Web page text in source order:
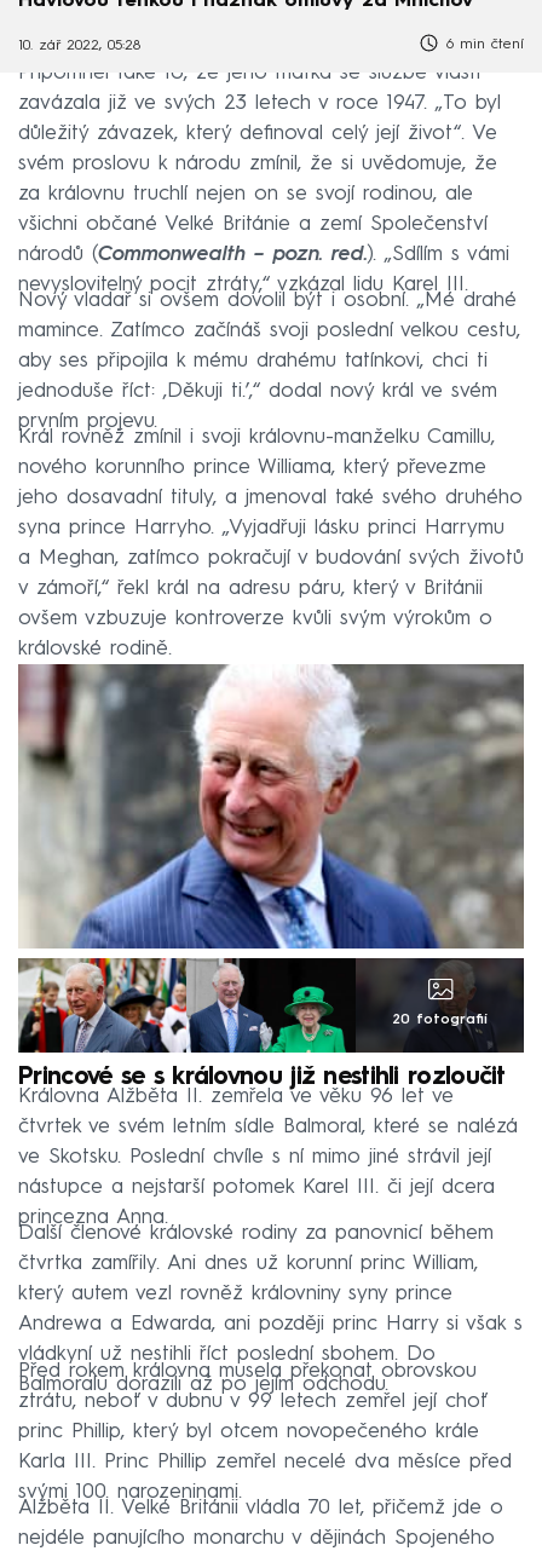
10. zář 2022, 05:28 6 min čtení
Připomněl také to, že jeho matka se službě vlasti
zavázala již ve svých 23 letech v roce 1947. „To byl
důležitý závazek, který definoval celý její život“. Ve
svém proslovu k národu zmínil, že si uvědomuje, že
za královnu truchlí nejen on se svojí rodinou, ale
všichni občané Velké Británie a zemí Společenství
národů (Commonwealth – pozn. red.). „Sdílím s vámi
nevyslovitelný pocit ztráty,“ vzkázal lidu Karel III.
Nový vladař si ovšem dovolil být i osobní. „Mé drahé
mamince. Zatímco začínáš svoji poslední velkou cestu,
aby ses připojila k mému drahému tatínkovi, chci ti
jednoduše říct: ‚Děkuji ti.’,“ dodal nový král ve svém
prvním projevu.
Král rovněž zmínil i svoji královnu-manželku Camillu,
nového korunního prince Williama, který převezme
jeho dosavadní tituly, a jmenoval také svého druhého
syna prince Harryho. „Vyjadřuji lásku princi Harrymu
a Meghan, zatímco pokračují v budování svých životů
v zámoří,“ řekl král na adresu páru, který v Británii
ovšem vzbuzuje kontroverze kvůli svým výrokům o
královské rodině.
20 fotografií
Princové se s královnou již nestihli rozloučit
Královna Alžběta II. zemřela ve věku 96 let ve
čtvrtek ve svém letním sídle Balmoral, které se nalézá
ve Skotsku. Poslední chvíle s ní mimo jiné strávil její
nástupce a nejstarší potomek Karel III. či její dcera
princezna Anna.
Další členové královské rodiny za panovnicí během
čtvrtka zamířily. Ani dnes už korunní princ William,
který autem vezl rovněž královniny syny prince
Andrewa a Edwarda, ani později princ Harry si však s
vládkyní už nestihli říct poslední sbohem. Do
Balmoralu dorazili až po jejím odchodu.
Před rokem královna musela překonat obrovskou
ztrátu, neboť v dubnu v 99 letech zemřel její choť
princ Phillip, který byl otcem novopečeného krále
Karla III. Princ Phillip zemřel necelé dva měsíce před
svými 100. narozeninami.
Alžběta II. Velké Británii vládla 70 let, přičemž jde o
nejdéle panujícího monarchu v dějinách Spojeného